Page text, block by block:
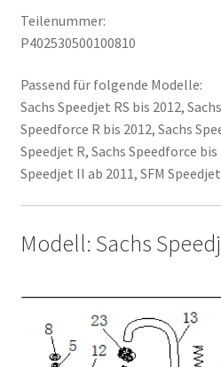
Teilenummer:
P402530500100810
Passend für folgende Modelle:
Sachs Speedjet RS bis 2012,
Speedforce R bis 2012, Sachs
Speedjet R, Sachs Speedforce bis
Speedjet II ab 2011, SFM Speedjet
Modell: Sachs